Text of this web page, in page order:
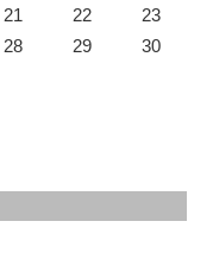
21 22
23
28 29
30